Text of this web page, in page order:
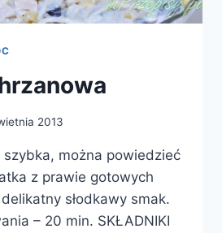
2013
można powiedzieć
z prawie gotowych
słodkawy smak.
– 20 min. SKŁADNIKI